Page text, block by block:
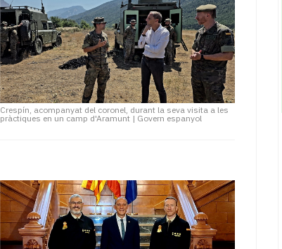
Crespín, acompanyat del coronel, durant la seva visita a les
pràctiques en un camp d'Aramunt | Govern espanyol